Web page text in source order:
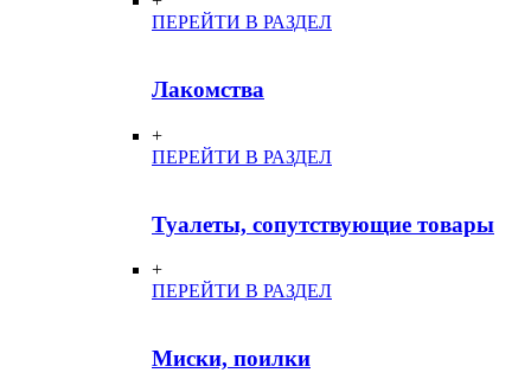
ПЕРЕЙТИ В РАЗДЕЛ
Лакомства
+
ПЕРЕЙТИ В РАЗДЕЛ
Туалеты, сопутствующие товары
+
ПЕРЕЙТИ В РАЗДЕЛ
Миски, поилки